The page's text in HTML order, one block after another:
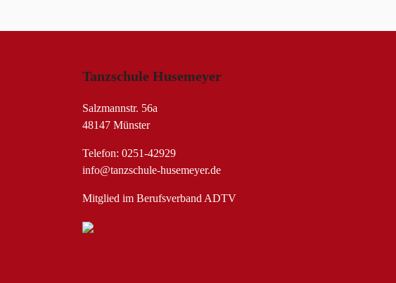
Tanzschule Husemeyer
Salzmannstr. 56a
48147 Münster
Telefon: 0251-42929
info@tanzschule-husemeyer.de
Mitglied im Berufsverband ADTV